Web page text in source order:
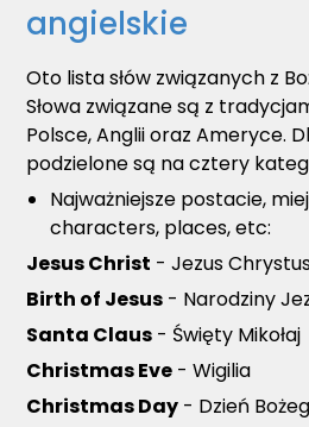
angielskie
Oto lista słów związanych z
Słowa związane są z
Polsce, Anglii oraz Ameryce.
podzielone są na cztery
Najważniejsze postacie,
characters, places, etc:
Jesus Christ - Jezus
Birth of Jesus - Narodziny
Santa Claus - Święty Mikołaj
Christmas Eve - Wigilia
Christmas Day - Dzień